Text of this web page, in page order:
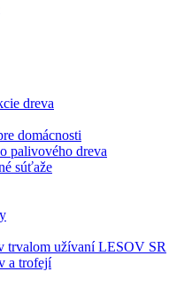
dreva
domácnosti
palivového dreva
súťaže
trvalom užívaní LESOV SR
a trofejí